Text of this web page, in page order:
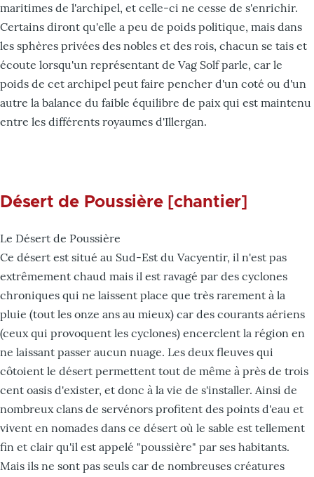
maritimes de l'archipel, et celle-ci ne cesse de s'enrichir.
Certains diront qu'elle a peu de poids politique, mais dans
les sphères privées des nobles et des rois, chacun se tais et
écoute lorsqu'un représentant de Vag Solf parle, car le
poids de cet archipel peut faire pencher d'un coté ou d'un
autre la balance du faible équilibre de paix qui est maintenu
entre les différents royaumes d'Illergan.
Désert de Poussière [chantier]
Le Désert de Poussière
Ce désert est situé au Sud-Est du Vacyentir, il n'est pas
extrêmement chaud mais il est ravagé par des cyclones
chroniques qui ne laissent place que très rarement à la
pluie (tout les onze ans au mieux) car des courants aériens
(ceux qui provoquent les cyclones) encerclent la région en
ne laissant passer aucun nuage. Les deux fleuves qui
côtoient le désert permettent tout de même à près de trois
cent oasis d'exister, et donc à la vie de s'installer. Ainsi de
nombreux clans de servénors profitent des points d'eau et
vivent en nomades dans ce désert où le sable est tellement
fin et clair qu'il est appelé "poussière" par ses habitants.
Mais ils ne sont pas seuls car de nombreuses créatures